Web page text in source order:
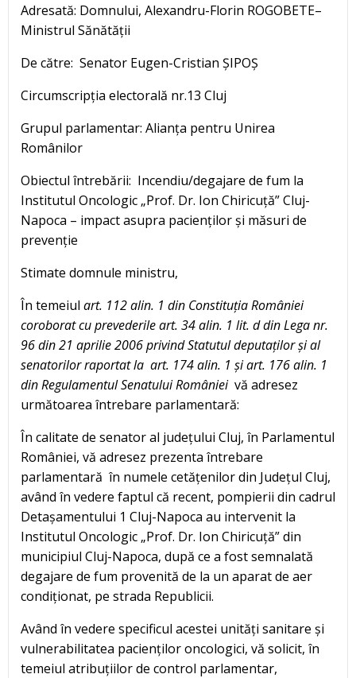
Adresată: Domnului, Alexandru-Florin ROGOBETE–
Ministrul Sănătății
De către: Senator Eugen-Cristian ȘIPOȘ
Circumscripția electorală nr.13 Cluj
Grupul parlamentar: Alianța pentru Unirea
Românilor
Obiectul întrebării: Incendiu/degajare de fum la
Institutul Oncologic „Prof. Dr. Ion Chiricuță” Cluj-
Napoca – impact asupra pacienților și măsuri de
prevenție
Stimate domnule ministru,
În temeiul art. 112 alin. 1 din Constituția României
coroborat cu prevederile art. 34 alin. 1 lit. d din Lega nr.
96 din 21 aprilie 2006 privind Statutul deputaților și al
senatorilorraportat la art. 174 alin. 1 și art. 176 alin. 1
din Regulamentul Senatului României vă adresez
următoarea întrebare parlamentară:
În calitate de senator al județului Cluj, în Parlamentul
României, vă adresez prezenta întrebare
parlamentară în numele cetățenilor din Județul Cluj,
având în vedere faptul că recent, pompierii din cadrul
Detașamentului 1 Cluj-Napoca au intervenit la
Institutul Oncologic „Prof. Dr. Ion Chiricuță” din
municipiul Cluj-Napoca, după ce a fost semnalată
degajare de fum provenită de la un aparat de aer
condiționat, pe strada Republicii.
Având în vedere specificul acestei unități sanitare și
vulnerabilitatea pacienților oncologici, vă solicit, în
temeiul atribuțiilor de control parlamentar,